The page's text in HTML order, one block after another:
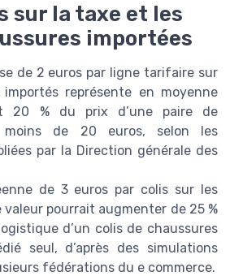
sur la taxe et les
importées
de 2 euros par ligne tarifaire sur
représente en moyenne
20 % du prix d’une paire de
moins de 20 euros, selon les
par la Direction générale des
de 3 euros par colis sur les
valeur pourrait augmenter de 25 %
d’un colis de chaussures
seul, d’après des simulations
fédérations du e commerce.